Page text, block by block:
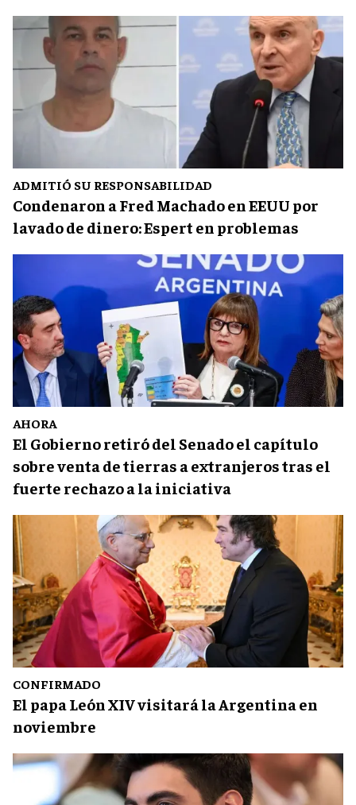
ADMITIÓ SU RESPONSABILIDAD
Condenaron a Fred Machado en EEUU por
lavado de dinero: Espert en problemas
AHORA
El Gobierno retiró del Senado el capítulo
sobre venta de tierras a extranjeros tras el
fuerte rechazo a la iniciativa
CONFIRMADO
El papa León XIV visitará la Argentina en
noviembre